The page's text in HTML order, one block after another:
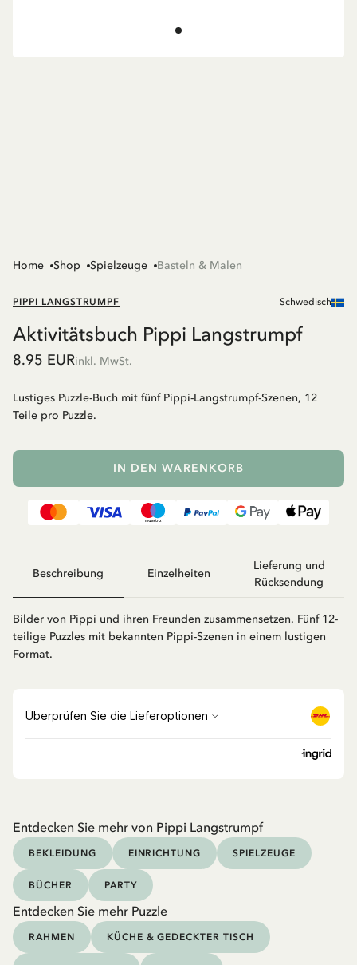
Home Shop Spielzeuge Basteln & Malen
PIPPI LANGSTRUMPF Schwedisch
Aktivitätsbuch Pippi Langstrumpf
8.95 EURinkl. MwSt.
Lustiges Puzzle-Buch mit fünf Pippi-Langstrumpf-Szenen, 12
Teile pro Puzzle.
IN DEN WARENKORB
Beschreibung Einzelheiten
Lieferung und
Rücksendung
Bilder von Pippi und ihren Freunden zusammensetzen. Fünf 12-
teilige Puzzles mit bekannten Pippi-Szenen in einem lustigen
Format.
Entdecken Sie mehr von Pippi Langstrumpf
BEKLEIDUNG EINRICHTUNG SPIELZEUGE
BÜCHER PARTY
Entdecken Sie mehr Puzzle
RAHMEN KÜCHE & GEDECKTER TISCH